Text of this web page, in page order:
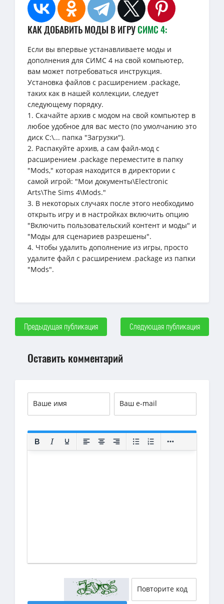
КАК ДОБАВИТЬ МОДЫ В ИГРУСИМС 4:
Если вы впервые устанавливаете моды и
дополнения для СИМС 4 на свой компьютер,
вам может потребоваться инструкция.
Установка файлов с расширением .package,
таких как в нашей коллекции, следует
следующему порядку.
1. Скачайте архив с модом на свой компьютер в
любое удобное для вас место (по умолчанию это
диск C:\... папка "Загрузки").
2. Распакуйте архив, а сам файл-мод с
расширением .package переместите в папку
"Mods," которая находится в директории с
самой игрой: "Мои документы\Electronic
Arts\The Sims 4\Mods."
3. В некоторых случаях после этого необходимо
открыть игру и в настройках включить опцию
"Включить пользовательский контент и моды" и
"Моды для сценариев разрешены".
4. Чтобы удалить дополнение из игры, просто
удалите файл с расширением .package из папки
"Mods".
Предыдущая публикация Следующая публикация
Оставить комментарий